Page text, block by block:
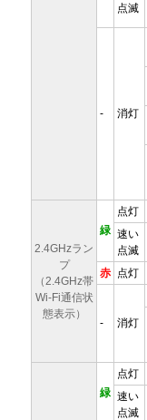
点滅
- 消灯
2.4GHzラン
プ
（2.4GHz帯
Wi-Fi通信状
態表示）
緑
点灯
速い
点滅
赤 点灯
- 消灯
緑
点灯
速い
点滅